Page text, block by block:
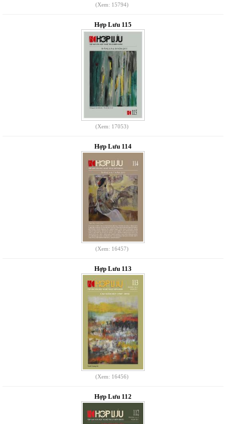
(Xem: 15794)
Hợp Lưu 115
(Xem: 17053)
Hợp Lưu 114
(Xem: 16457)
Hợp Lưu 113
(Xem: 16456)
Hợp Lưu 112